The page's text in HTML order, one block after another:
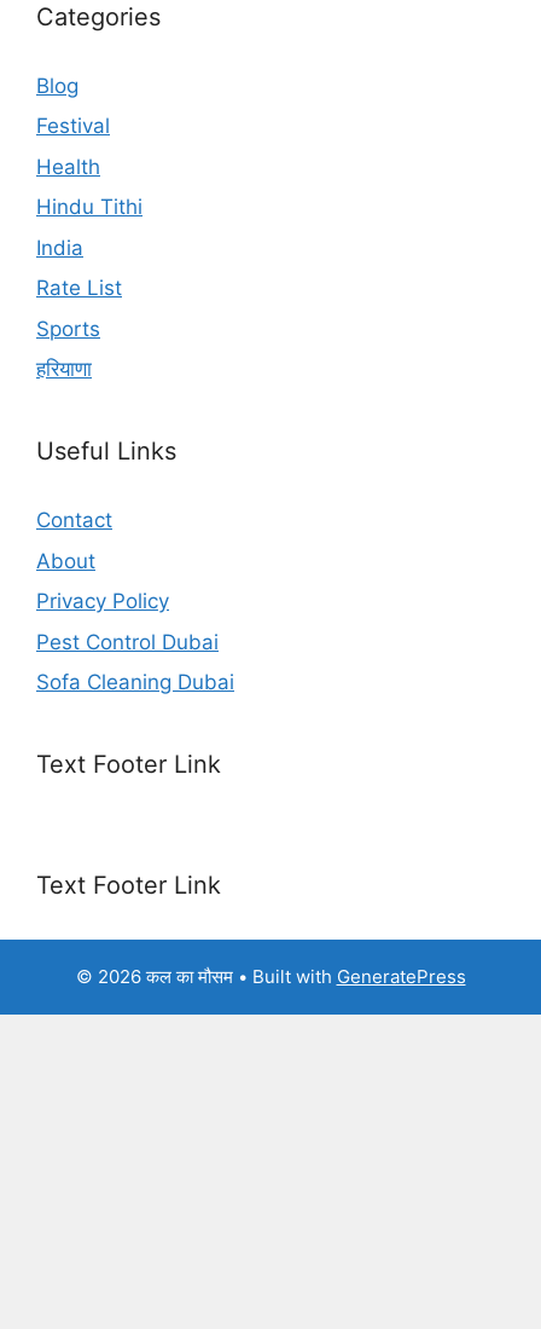
Categories
Blog
Festival
Health
Hindu Tithi
India
Rate List
Sports
हरियाणा
Useful Links
Contact
About
Privacy Policy
Pest Control Dubai
Sofa Cleaning Dubai
Text Footer Link
Text Footer Link
© 2026 कल का मौसम• Built with GeneratePress